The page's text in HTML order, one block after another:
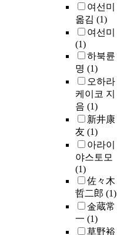
여선미
옮김 (1)
여선미
(1)
하북륜
명 (1)
오하라
케이코 지
음 (1)
新井康
友 (1)
아라이
야스토모
(1)
佐々木
哲二郎 (1)
金蔵常
一 (1)
草野裕